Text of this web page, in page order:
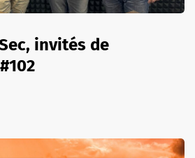
invités de